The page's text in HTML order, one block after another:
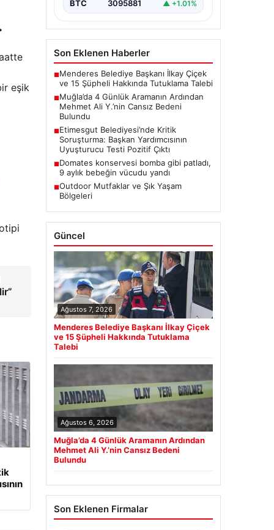
eşik
BTC 3095881 ▲ +1.01%
Son Eklenen Haberler
■Menderes Belediye Başkanı İlkay Çiçek
ve 15 Şüpheli Hakkında Tutuklama Talebi
■Muğla’da 4 Günlük Aramanın Ardından
Mehmet Ali Y.’nin Cansız Bedeni
Bulundu
■Etimesgut Belediyesi’nde Kritik
Soruşturma: Başkan Yardımcısının
Uyuşturucu Testi Pozitif Çıktı
■Domates konservesi bomba gibi patladı,
9 aylık bebeğin vücudu yandı
■Outdoor Mutfaklar ve Şık Yaşam
Bölgeleri
Güncel
Ağustos 7, 2026
Menderes Belediye Başkanı İlkay Çiçek
ve 15 Şüpheli Hakkında Tutuklama
Talebi
Ağustos 6, 2026
Muğla’da 4 Günlük Aramanın Ardından
Mehmet Ali Y.’nin Cansız Bedeni
Bulundu
Son Eklenen Firmalar